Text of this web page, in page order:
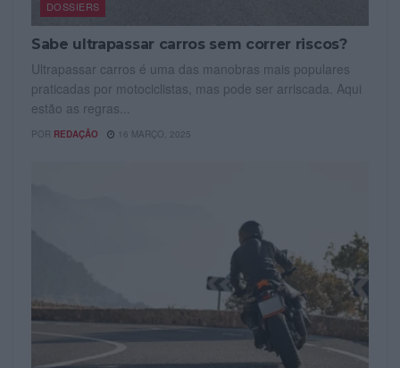
DOSSIERS
Sabe ultrapassar carros sem correr riscos?
Ultrapassar carros é uma das manobras mais populares
praticadas por motociclistas, mas pode ser arriscada. Aqui
estão as regras...
POR REDAÇÃO 16 MARÇO, 2025